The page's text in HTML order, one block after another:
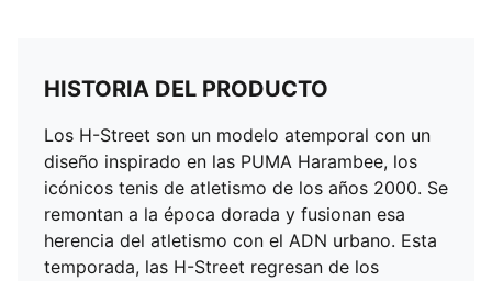
HISTORIA DEL PRODUCTO
Los H-Street son un modelo atemporal con un
diseño inspirado en las PUMA Harambee, los
icónicos tenis de atletismo de los años 2000. Se
remontan a la época dorada y fusionan esa
herencia del atletismo con el ADN urbano. Esta
temporada, las H-Street regresan de los